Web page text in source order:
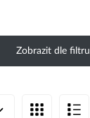
Zobrazit dle filtru